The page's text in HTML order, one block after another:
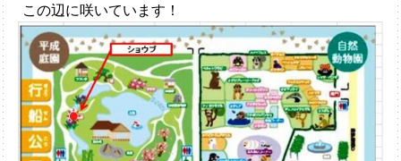
この辺に咲いています！